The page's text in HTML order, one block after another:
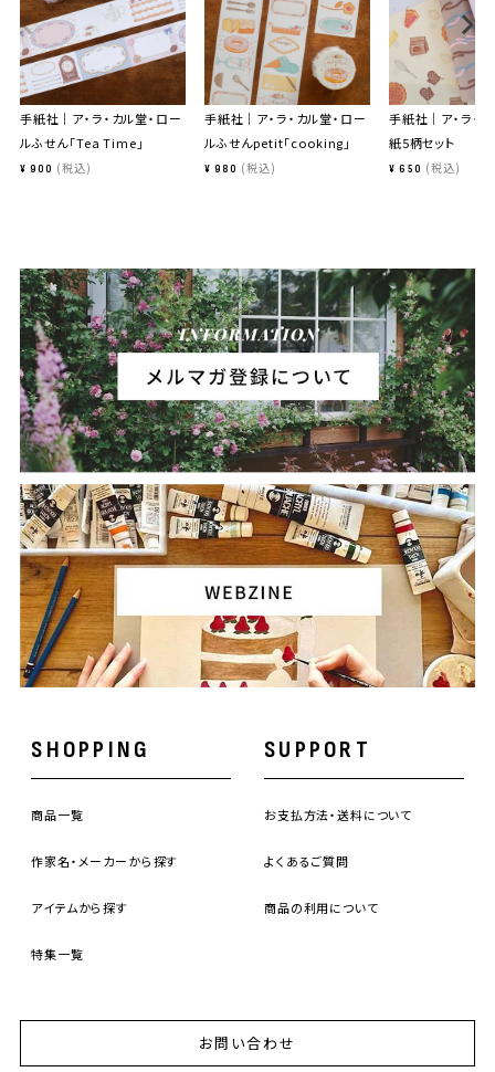
手紙社｜ア・ラ・カル堂・ロー
ルふせん「Tea Time」
¥ 900 税込
手紙社｜ア・ラ・カル堂・ロー
ルふせんpetit「cooking」
¥ 980 税込
手紙社｜ア・ラ・
紙5柄セット
¥ 650 税込
SHOPPING
商品一覧
作家名・メーカーから探す
アイテムから探す
特集一覧
SUPPORT
お支払方法・送料について
よくあるご質問
商品の利用について
お問い合わせ